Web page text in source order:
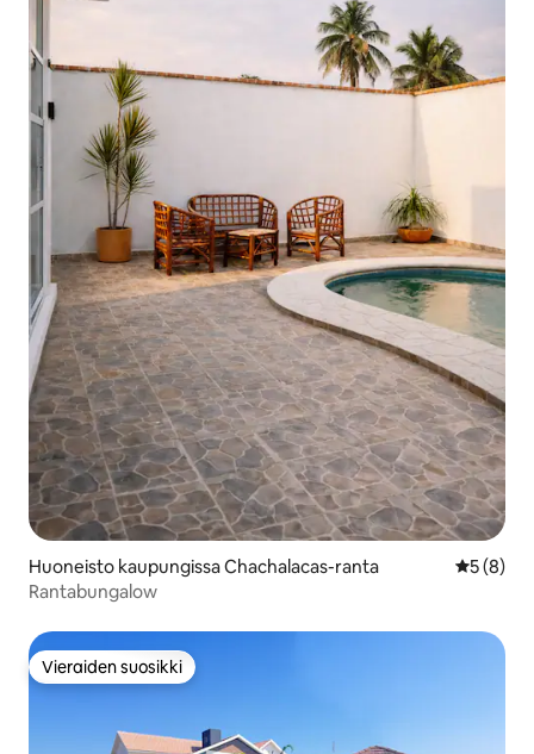
Huoneisto kaupungissa Chachalacas-ranta
5 (8)
Rantabungalow
Vieraiden suosikki
Vieraiden suosikki